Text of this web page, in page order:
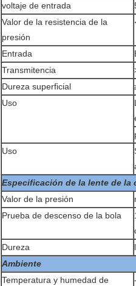
voltaje de entrada
Valor de la resistencia de la
presión
Entrada
Transmitencia
Dureza superficial
Uso
Uso
Especificación de la lente de la
Valor de la presión
Prueba de descenso de la bola
Dureza
Ambiente
Temperatura y humedad de